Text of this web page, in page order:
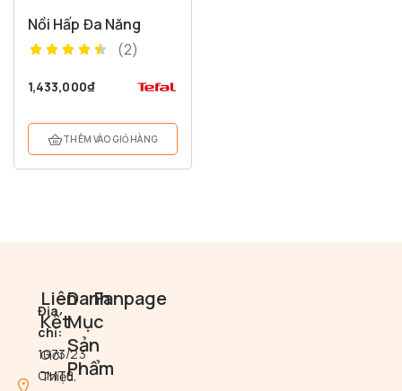
Nồi Hấp Đa Năng
(2)
1,433,000₫
THÊM VÀO GIỎ HÀNG
Địa
chỉ:
1073/23
CMT8,
Liên
Kết
Giới
Thiệu
Danh
Mục
Sản
Phẩm
Fanpage